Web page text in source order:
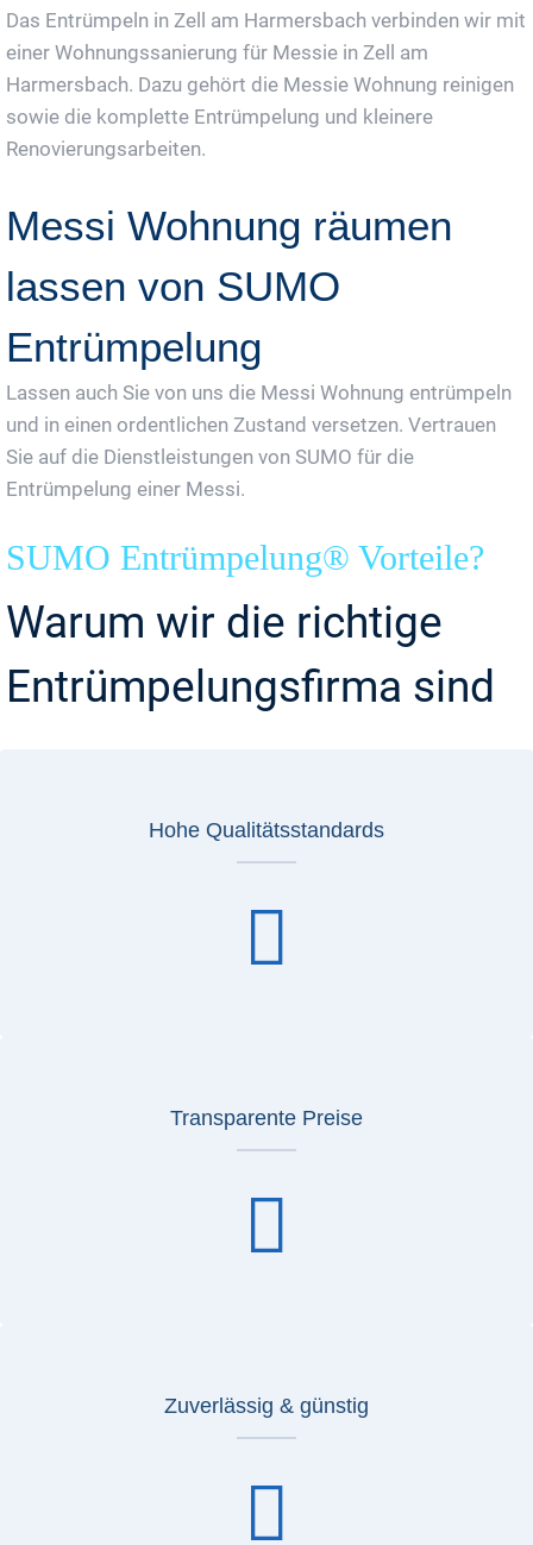
Das Entrümpeln in Zell am Harmersbach verbinden wir mit
einer Wohnungssanierung für Messie in Zell am
Harmersbach. Dazu gehört die Messie Wohnung reinigen
sowie die komplette Entrümpelung und kleinere
Renovierungsarbeiten.
Messi Wohnung räumen
lassen von SUMO
Entrümpelung
Lassen auch Sie von uns die Messi Wohnung entrümpeln
und in einen ordentlichen Zustand versetzen. Vertrauen
Sie auf die Dienstleistungen von SUMO für die
Entrümpelung einer Messi.
SUMO Entrümpelung® Vorteile?
Warum wir die richtige
Entrümpelungsfirma sind
Hohe Qualitätsstandards
Transparente Preise
Zuverlässig & günstig